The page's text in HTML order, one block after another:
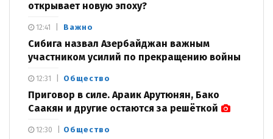
открывает новую эпоху?
Важно
Сибига назвал Азербайджан важным
участником усилий по прекращению войны
12:41
Общество
Приговор в силе. Араик Арутюнян, Бако
Саакян и другие остаются за решёткой
12:31
Общество
12:30